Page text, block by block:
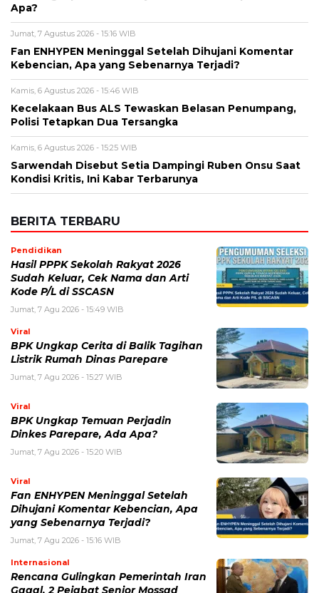
Kecelakaan Bus ALS Tewaskan Belasan Penumpang,
Polisi Tetapkan Dua Tersangka
Kamis, 6 Agustus 2026 - 15:25 WIB
Sarwendah Disebut Setia Dampingi Ruben Onsu Saat
Kondisi Kritis, Ini Kabar Terbarunya
BERITA TERBARU
Pendidikan
Hasil PPPK Sekolah Rakyat 2026
Sudah Keluar, Cek Nama dan Arti
Kode P/L di SSCASN
Viral
BPK Ungkap Cerita di Balik Tagihan
Listrik Rumah Dinas Parepare
Jumat, 7 Agu 2026 - 15:27 WIB
Viral
Dinkes Parepare, Ada Apa?
Jumat, 7 Agu 2026 - 15:20 WIB
Viral
Dihujani Komentar Kebencian, Apa
yang Sebenarnya Terjadi?
Jumat, 7 Agu 2026 - 15:16 WIB
Rencana Gulingkan Pemerintah Iran
Gagal, 2 Pejabat Senior Mossad
Dilaporkan Dicopot
Jumat, 7 Agu 2026 - 14:56 WIB
POPULER